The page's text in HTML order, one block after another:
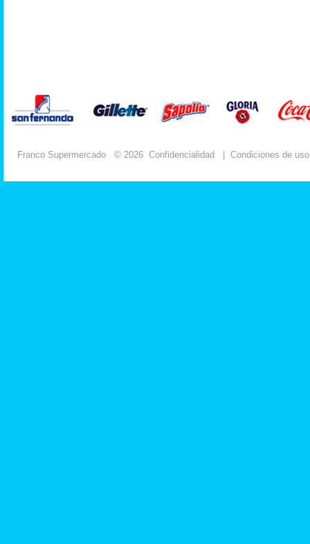
Franco Supermercado © 2026 Confidencialidad Condiciones de uso